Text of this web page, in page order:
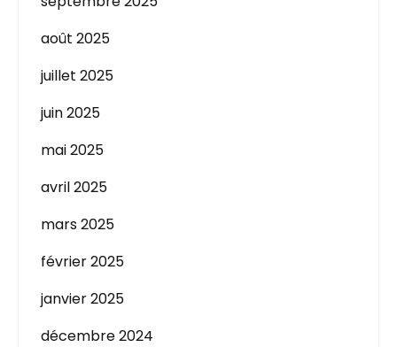
août 2025
juillet 2025
juin 2025
mai 2025
avril 2025
mars 2025
février 2025
janvier 2025
décembre 2024